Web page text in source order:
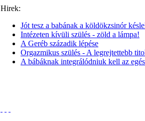
Hirek:
Jót tesz a babának a köldökzsinór
Intézeten kívüli szülés - zöld a lámpa!
A Geréb századik lépése
Orgazmikus szülés - A legrejtettebb
A bábáknak integrálódniuk kell az